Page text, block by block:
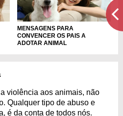
MENSAGENS PARA
CONVENCER OS PAIS A
ADOTAR ANIMAL
violência aos animais, não
Qualquer tipo de abuso e
é da conta de todos nós.